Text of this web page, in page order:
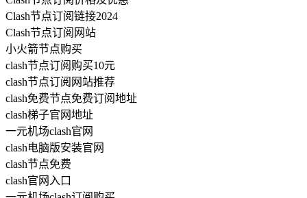
Clash节点订阅链接2024
Clash节点订阅网站
小火箭节点购买
clash节点订阅购买10元
clash节点订阅网站推荐
clash免费节点免费订阅地址
clash梯子官网地址
一元机场clash官网
clash电脑版安装官网
clash节点免费
clash官网入口